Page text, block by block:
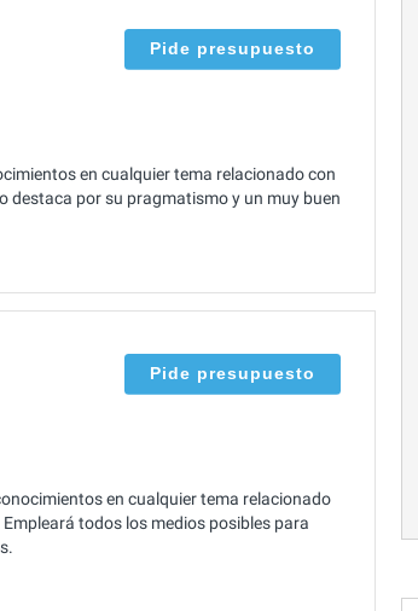
Pide presupuesto
en cualquier tema relacionado con
destaca por su pragmatismo y un muy buen
Pide presupuesto
en cualquier tema relacionado
todos los medios posibles para